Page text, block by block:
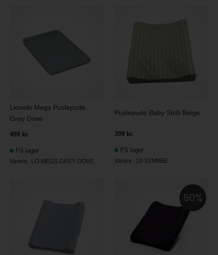
Lionelo Megs Puslepude,
Grey Dove
499 kr.
På lager
Varenr.: LO-MEGS GREY DOVE
Puslepude Baby Strib Beige
399 kr.
På lager
Varenr.: 18-31MBBE
50